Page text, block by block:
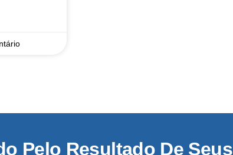
Pelo Resultado De Seus